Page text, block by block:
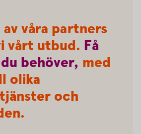
våra partners
vårt utbud. Få
du behöver, med
olika
och